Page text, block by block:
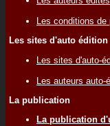
Les conditions
Les sites d'auto édition
Les sites d'auto-
Les auteurs auto-
La publication
La publication